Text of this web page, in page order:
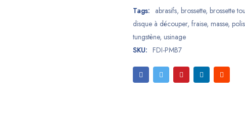
Tags: abrasifs, brossette, brossette
disque à découper, fraise, masse,
tungstène, usinage
SKU: FDI-PMB7